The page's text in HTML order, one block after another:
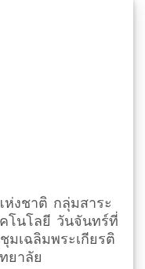
งชาติ กลุ่มสาระ
โนโลยี วันจันทร์ที่
เฉลิมพระเกียรติ
ยาลัย